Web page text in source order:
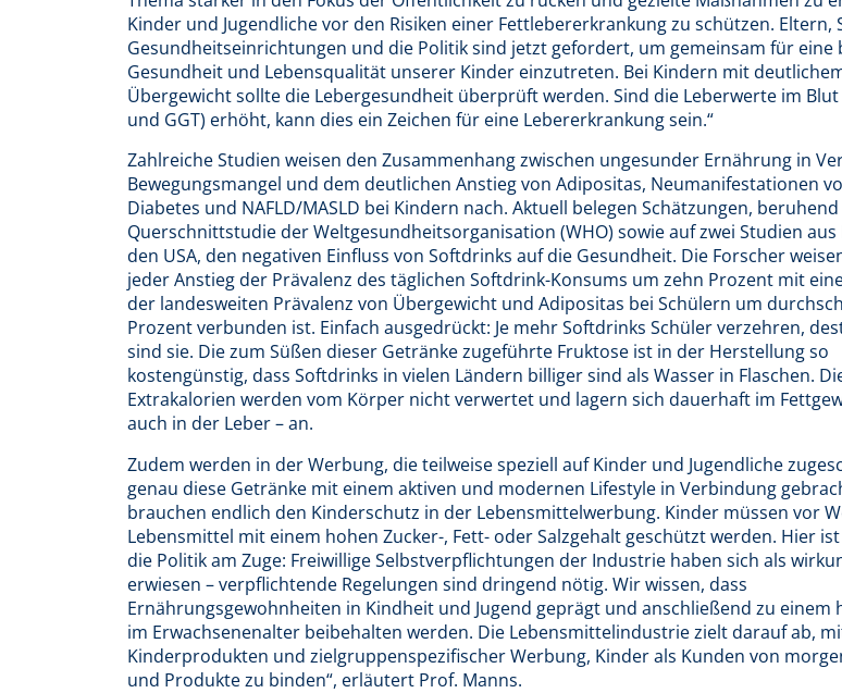
Kinder und Jugendliche vor den Risiken einer Fettlebererkrankung zu schützen. Eltern,
Gesundheitseinrichtungen und die Politik sind jetzt gefordert, um gemeinsam für eine
Gesundheit und Lebensqualität unserer Kinder einzutreten. Bei Kindern mit
Übergewicht sollte die Lebergesundheit überprüft werden. Sind die Leberwerte im Blut
und GGT) erhöht, kann dies ein Zeichen für eine Lebererkrankung sein.“
Zahlreiche Studien weisen den Zusammenhang zwischen ungesunder Ernährung in
Bewegungsmangel und dem deutlichen Anstieg von Adipositas, Neumanifestationen
Diabetes und NAFLD/MASLD bei Kindern nach. Aktuell belegen Schätzungen,
Querschnittstudie der Weltgesundheitsorganisation (WHO) sowie auf zwei Studien
den USA, den negativen Einfluss von Softdrinks auf die Gesundheit. Die Forscher
jeder Anstieg der Prävalenz des täglichen Softdrink-Konsums um zehn Prozent mit
der landesweiten Prävalenz von Übergewicht und Adipositas bei Schülern um
Prozent verbunden ist. Einfach ausgedrückt: Je mehr Softdrinks Schüler verzehren,
sind sie. Die zum Süßen dieser Getränke zugeführte Fruktose ist in der Herstellung so
kostengünstig, dass Softdrinks in vielen Ländern billiger sind als Wasser in Flaschen.
Extrakalorien werden vom Körper nicht verwertet und lagern sich dauerhaft im
auch in der Leber – an.
Zudem werden in der Werbung, die teilweise speziell auf Kinder und Jugendliche
genau diese Getränke mit einem aktiven und modernen Lifestyle in Verbindung
brauchen endlich den Kinderschutz in der Lebensmittelwerbung. Kinder müssen vor
Lebensmittel mit einem hohen Zucker-, Fett- oder Salzgehalt geschützt werden. Hier
die Politik am Zuge: Freiwillige Selbstverpflichtungen der Industrie haben sich als
erwiesen – verpflichtende Regelungen sind dringend nötig. Wir wissen, dass
Ernährungsgewohnheiten in Kindheit und Jugend geprägt und anschließend zu einem
im Erwachsenenalter beibehalten werden. Die Lebensmittelindustrie zielt darauf ab,
Kinderprodukten und zielgruppenspezifischer Werbung, Kinder als Kunden von
und Produkte zu binden“, erläutert Prof. Manns.